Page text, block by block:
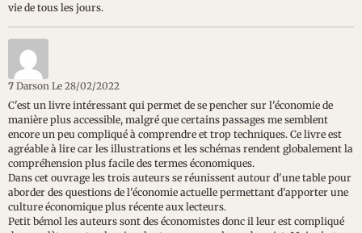
vie de tous les jours.
7 Darson Le 28/02/2022
C'est un livre intéressant qui permet de se pencher sur l'économie de
manière plus accessible, malgré que certains passages me semblent
encore un peu compliqué à comprendre et trop techniques. Ce livre est
agréable à lire car les illustrations et les schémas rendent globalement la
compréhension plus facile des termes économiques.
Dans cet ouvrage les trois auteurs se réunissent autour d'une table pour
aborder des questions de l'économie actuelle permettant d'apporter une
culture économique plus récente aux lecteurs.
Petit bémol les auteurs sont des économistes donc il leur est compliqué